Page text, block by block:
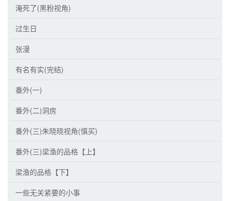
淹死了(黑粉视角)
过生日
张漫
有名有实(完结)
番外(一)
番外(二)洞房
番外(三)朱晓晓视角(慎买)
番外(三)梁渔的品格【上】
梁渔的品格【下】
一些无关紧要的小事